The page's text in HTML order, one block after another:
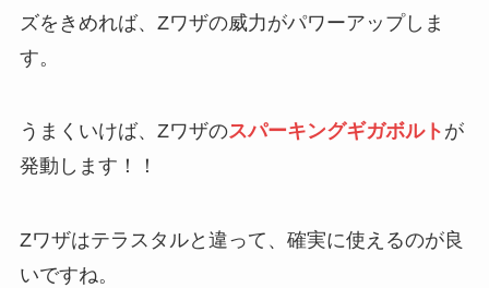
ズをきめれば、Zワザの威力がパワーアップしま
す。
うまくいけば、Zワザのスパーキングギガボルト が
発動します！！
Zワザはテラスタルと違って、確実に使えるのが良
いですね。